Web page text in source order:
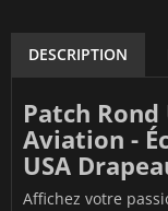
DESCRIPTION
Patch Rond
Aviation -
USA
Affichez votre